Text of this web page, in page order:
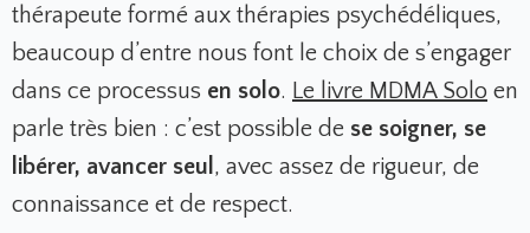
thérapeute formé aux thérapies psychédéliques,
beaucoup d’entre nous font le choix de s’engager
dans ce processus en solo. Le livre MDMA Solo en
parle très bien : c’est possible de se soigner, se
libérer, avancer seul , avec assez de rigueur, de
connaissance et de respect.